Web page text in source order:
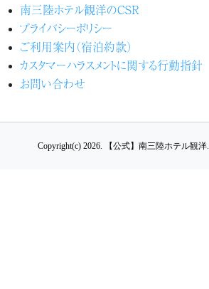
南三陸ホテル観洋のCSR
プライバシーポリシー
ご利用案内（宿泊約款）
カスタマーハラスメントに関する行動指針
お問い合わせ
Copyright(c) 2026. 【公式】南三陸ホテル観洋.